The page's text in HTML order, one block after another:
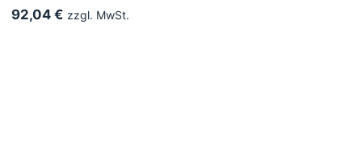
92,04 € zzgl. MwSt.